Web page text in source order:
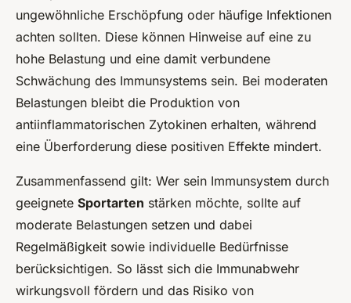
ungewöhnliche Erschöpfung oder häufige Infektionen
achten sollten. Diese können Hinweise auf eine zu
hohe Belastung und eine damit verbundene
Schwächung des Immunsystems sein. Bei moderaten
Belastungen bleibt die Produktion von
antiinflammatorischen Zytokinen erhalten, während
eine Überforderung diese positiven Effekte mindert.
Zusammenfassend gilt: Wer sein Immunsystem durch
geeignete Sportarten stärken möchte, sollte auf
moderate Belastungen setzen und dabei
Regelmäßigkeit sowie individuelle Bedürfnisse
berücksichtigen. So lässt sich die Immunabwehr
wirkungsvoll fördern und das Risiko von